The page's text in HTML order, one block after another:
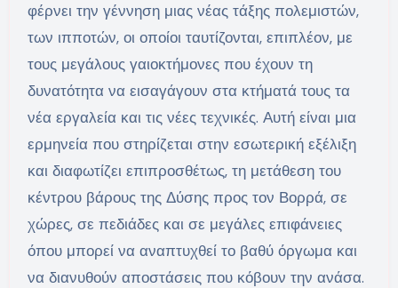
φέρνει την γέννηση μιας νέας τάξης πολεμιστών,
των ιπποτών, οι οποίοι ταυτίζονται, επιπλέον, με
τους μεγάλους γαιοκτήμονες που έχουν τη
δυνατότητα να εισαγάγουν στα κτήματά τους τα
νέα εργαλεία και τις νέες τεχνικές. Αυτή είναι μια
ερμηνεία που στηρίζεται στην εσωτερική εξέλιξη
και διαφωτίζει επιπροσθέτως, τη μετάθεση του
κέντρου βάρους της Δύσης προς τον Βορρά, σε
χώρες, σε πεδιάδες και σε μεγάλες επιφάνειες
όπου μπορεί να αναπτυχθεί το βαθύ όργωμα και
να διανυθούν αποστάσεις που κόβουν την ανάσα.